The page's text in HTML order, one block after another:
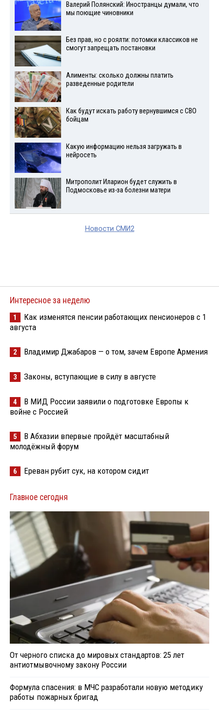
Валерий Полянский: Иностранцы думали, что
мы поющие чиновники
Без прав, но с роялти: потомки классиков не
смогут запрещать постановки
Алименты: сколько должны платить
разведенные родители
Как будут искать работу вернувшимся с СВО
бойцам
Какую информацию нельзя загружать в
нейросеть
Митрополит Иларион будет служить в
Подмосковье из-за болезни матери
Новости СМИ2
Интересное за неделю
1
Как изменятся пенсии работающих пенсионеров с 1
августа
2 Владимир Джабаров — о том, зачем Европе Армения
3 Законы, вступающие в силу в августе
4
В МИД России заявили о подготовке Европы к
войне с Россией
5
В Абхазии впервые пройдёт масштабный
молодёжный форум
6 Ереван рубит сук, на котором сидит
Главное сегодня
От черного списка до мировых стандартов: 25 лет
антиотмывочному закону России
Формула спасения: в МЧС разработали новую методику
работы пожарных бригад